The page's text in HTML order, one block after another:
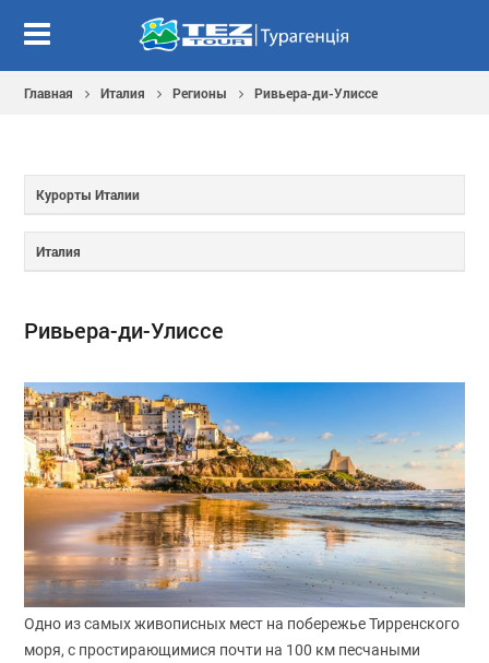
Главная Италия Регионы Ривьера-ди-Улиссе
Курорты Италии
Италия
Ривьера-ди-Улиссе
Одно из самых живописных мест на побережье Тирренского
моря, с простирающимися почти на 100 км песчаными